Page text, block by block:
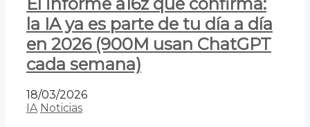
la IA ya es parte de tu día a día
en 2026 (900M usan ChatGPT
cada semana)
18/03/2026
IA Noticias